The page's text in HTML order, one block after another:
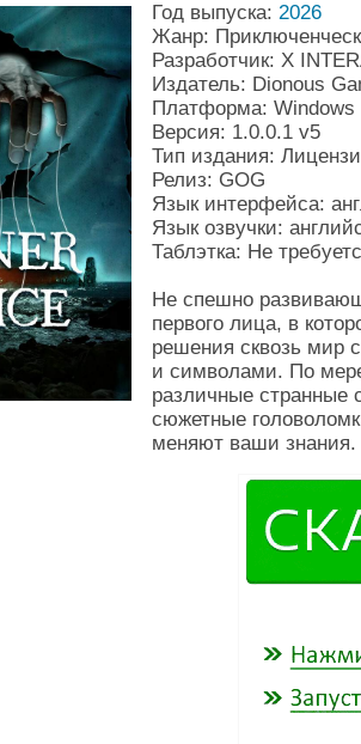
Год выпуска: 2026
Жанр:
Разработчик: X
Издатель: Dionous
Платформа: Windows
Версия: 1.0.0.1 v5
Тип издания:
Релиз: GOG
Язык интерфейса:
Язык озвучки:
Таблэтка: Не
Не спешно
первого лица, в
решения сквозь мир
и символами. По
различные странные
сюжетные
меняют ваши знания.